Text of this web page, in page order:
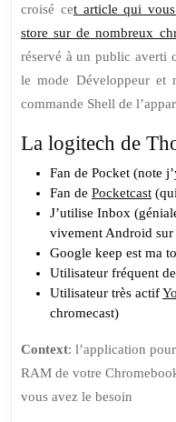
croisé cet article qui
store sur de nombreux
réservé à un public averti
le mode Développeur et
commande Shell de
La logitech de
Fan de Pocket (note
Fan de Pocketcast
J’utilise Inbox
vivement Android
Google keep est ma
Utilisateur fréquent
Utilisateur très actif
chromecast)
Context: l’application
RAM de votre
vous avez le besoin